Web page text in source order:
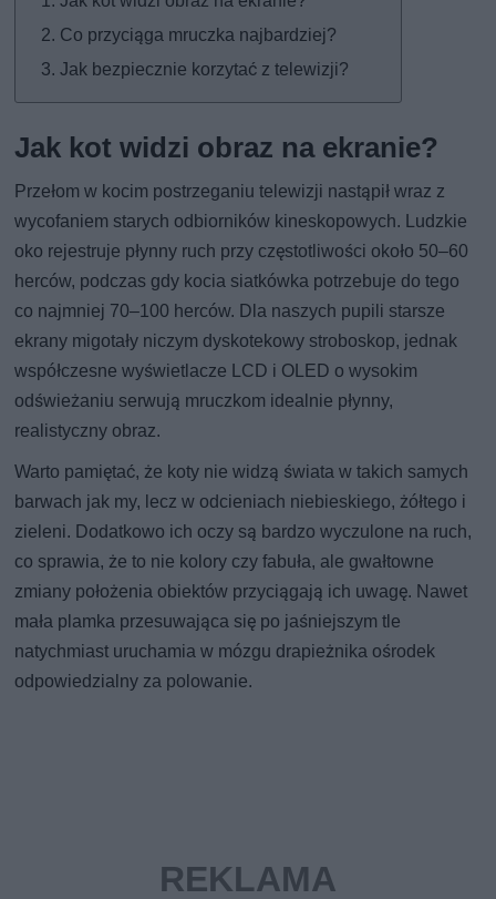
Co przyciąga mruczka najbardziej?
Jak bezpiecznie korzytać z telewizji?
Jak kot widzi obraz na ekranie?
Przełom w kocim postrzeganiu telewizji nastąpił wraz z
wycofaniem starych odbiorników kineskopowych. Ludzkie
oko rejestruje płynny ruch przy częstotliwości około 50–60
herców, podczas gdy kocia siatkówka potrzebuje do tego
co najmniej 70–100 herców. Dla naszych pupili starsze
ekrany migotały niczym dyskotekowy stroboskop, jednak
współczesne wyświetlacze LCD i OLED o wysokim
odświeżaniu serwują mruczkom idealnie płynny,
realistyczny obraz.
Warto pamiętać, że koty nie widzą świata w takich samych
barwach jak my, lecz w odcieniach niebieskiego, żółtego i
zieleni. Dodatkowo ich oczy są bardzo wyczulone na ruch,
co sprawia, że to nie kolory czy fabuła, ale gwałtowne
zmiany położenia obiektów przyciągają ich uwagę. Nawet
mała plamka przesuwająca się po jaśniejszym tle
natychmiast uruchamia w mózgu drapieżnika ośrodek
odpowiedzialny za polowanie.